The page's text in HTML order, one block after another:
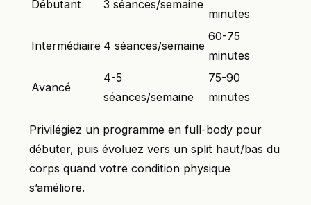
Débutant 3 séances/semaine
minutes
Intermédiaire 4 séances/semaine
60-75
minutes
Avancé
4-5
séances/semaine
75-90
minutes
Privilégiez un programme en full-body pour
débuter, puis évoluez vers un split haut/bas du
corps quand votre condition physique
s’améliore.